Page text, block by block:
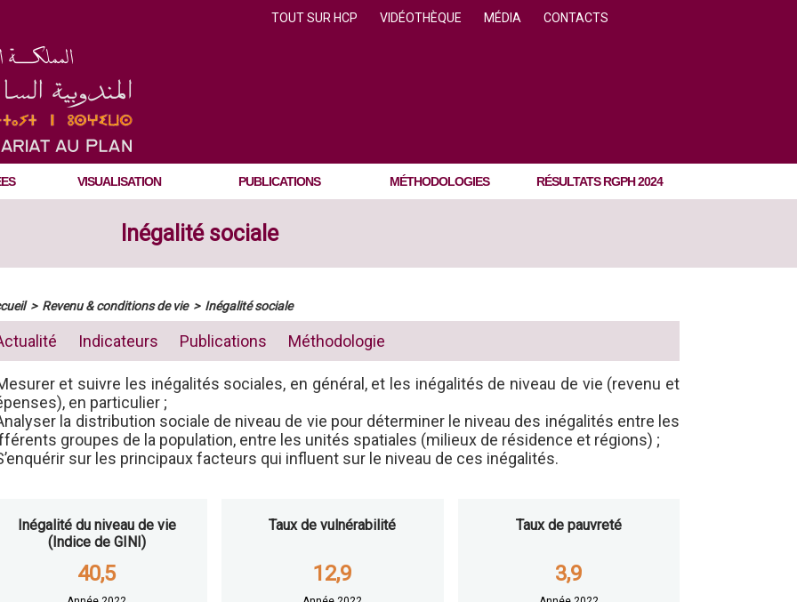
TOUT SUR HCP VIDÉOTHÈQUE MÉDIA CONTACTS
VISUALISATION PUBLICATIONS MÉTHODOLOGIES RÉSULTATS RGPH 2024
Inégalité sociale
> Revenu & conditions de vie > Inégalité sociale
Indicateurs Publications Méthodologie
et suivre les inégalités sociales, en général, et les inégalités de niveau de vie (revenu et
en particulier ;
la distribution sociale de niveau de vie pour déterminer le niveau des inégalités entre les
groupes de la population, entre les unités spatiales (milieux de résidence et régions) ;
sur les principaux facteurs qui influent sur le niveau de ces inégalités.
Inégalité du niveau de vie
(Indice de GINI)
40,5
Taux de vulnérabilité
12,9
Taux de pauvreté
3,9